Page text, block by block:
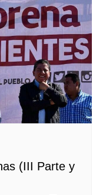
(III Parte y